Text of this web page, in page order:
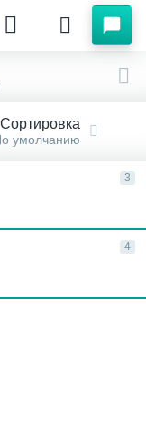
Сортировка
умолчанию
3
4